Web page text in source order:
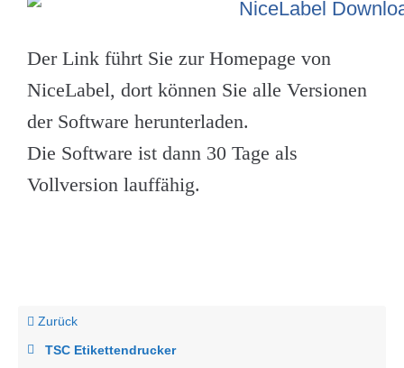
Der Link führt Sie zur Homepage von
NiceLabel, dort können Sie alle Versionen
der Software herunterladen.
Die Software ist dann 30 Tage als
Vollversion lauffähig.
Zurück
TSC Etikettendrucker